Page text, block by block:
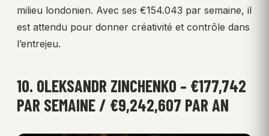
milieu londonien. Avec ses €154.043 par semaine, il
est attendu pour donner créativité et contrôle dans
l’entrejeu.
10. OLEKSANDR ZINCHENKO – €177,742
PAR SEMAINE / €9,242,607 PAR AN